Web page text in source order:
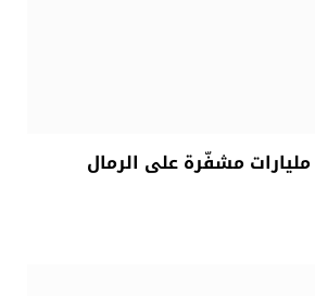
مشفّرة على الرمال